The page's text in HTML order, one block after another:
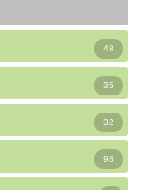
48
35
32
98